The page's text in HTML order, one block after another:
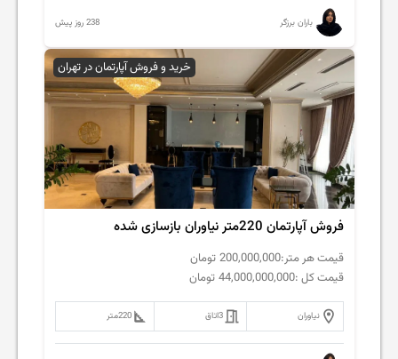
باران برزگر 238 روز پیش
خرید و فروش آپارتمان در تهران
فروش آپارتمان 220متر نیاوران بازسازی شده
قیمت هر متر:200,000,000 تومان
قیمت کل :44,000,000,000 تومان
نیاوران 3اتاق 220متر